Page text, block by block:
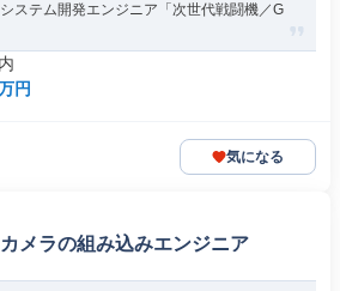
ステム開発エンジニア「次世代戦闘機／G
円
気になる
メラの組み込みエンジニア